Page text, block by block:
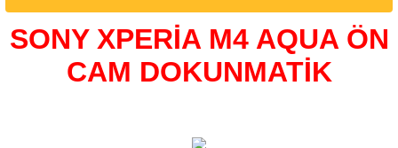
SONY XPERİA M4 AQUA ÖN
CAM DOKUNMATİK